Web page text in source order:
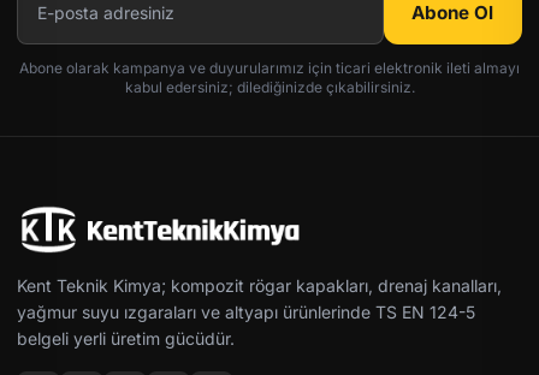
Abone Ol
Abone olarak kampanya ve duyurularımız için ticari elektronik ileti almayı
kabul edersiniz; dilediğinizde çıkabilirsiniz.
Kent Teknik Kimya; kompozit rögar kapakları, drenaj kanalları,
yağmur suyu ızgaraları ve altyapı ürünlerinde TS EN 124-5
belgeli yerli üretim gücüdür.